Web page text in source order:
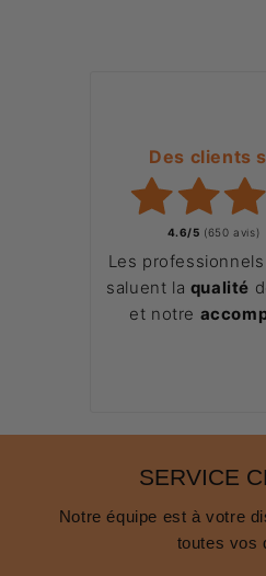
Des clients
4.6/5 (650 avis)
Les
saluent la qualité
et notre
SERVICE
Notre équipe est à votre
toutes vos